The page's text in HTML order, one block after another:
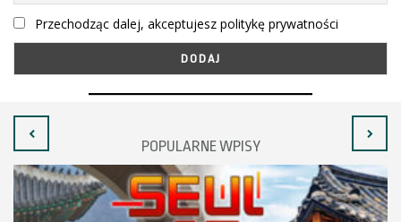
Przechodząc dalej, akceptujesz politykę prywatności
POPULARNE WPISY